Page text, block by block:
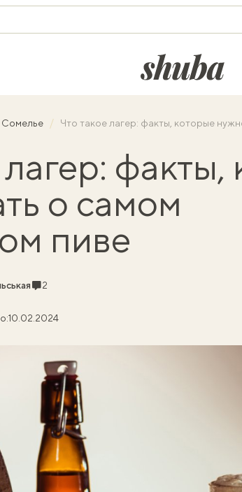
shuba.life
Сомелье Что такое лагер: факты, которые
факты,
о самом
пиве
Комментарии
2
10.02.2024